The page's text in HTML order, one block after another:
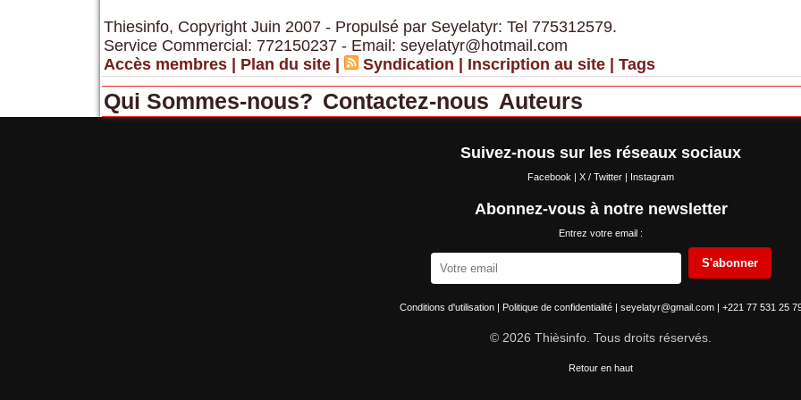
Thiesinfo, Copyright Juin 2007 - Propulsé par Seyelatyr: Tel 775312579.
Service Commercial: 772150237 - Email: seyelatyr@hotmail.com
Accès membres | Plan du site | Syndication | Inscription au site | Tags
Qui Sommes-nous? Contactez-nous Auteurs
Suivez-nous sur les réseaux sociaux
Facebook | X / Twitter | Instagram
Abonnez-vous à notre newsletter
Entrez votre email :
S'abonner
Conditions d'utilisation | Politique de confidentialité | seyelatyr@gmail.com | +221 77 531 25
© 2026 Thièsinfo. Tous droits réservés.
Retour en haut